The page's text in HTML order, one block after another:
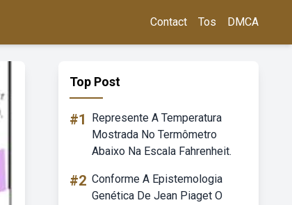
Contact Tos DMCA
Top Post
#1
Represente A Temperatura
Mostrada No Termômetro
Abaixo Na Escala Fahrenheit.
#2 Conforme A Epistemologia
Genética De Jean Piaget O